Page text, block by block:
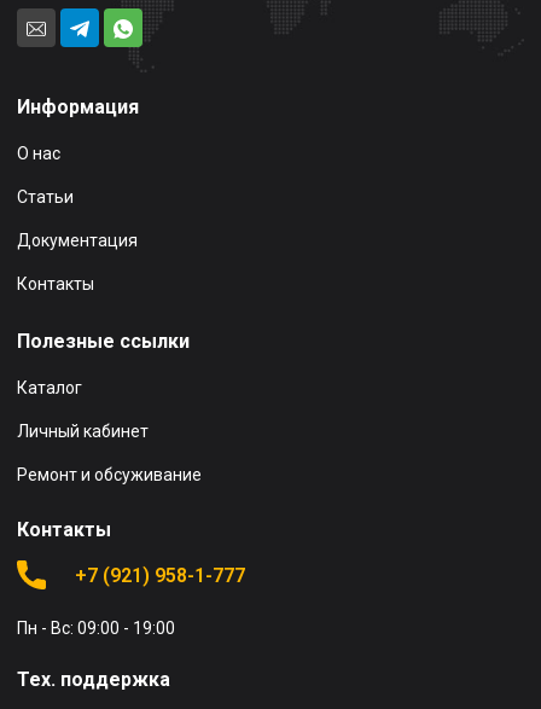
Информация
О нас
Статьи
Документация
Контакты
Полезные ссылки
Каталог
Личный кабинет
Ремонт и обсуживание
Контакты
+7 (921) 958-1-777
Пн - Вс: 09:00 - 19:00
Тех. поддержка